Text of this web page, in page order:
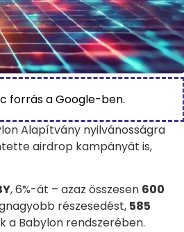
forrás a Google-ben.
Alapítvány nyilvánosságra
airdrop kampányát is,
, 6%-át – azaz összesen 600
részesedést, 585
a Babylon rendszerében.